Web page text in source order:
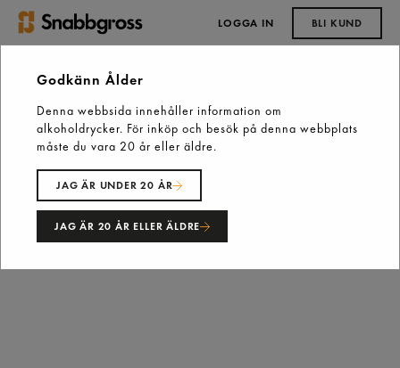
LOGGA IN BLI KUND
Start Vårt sortiment Skafferiet Asien
Risnudlar Bun Gao 400g Golden Dragon
Godkänn Ålder
Denna webbsida innehåller information om
alkoholdrycker. För inköp och besök på denna webbplats
måste du vara 20 år eller äldre.
JAG ÄR UNDER 20 ÅR
JAG ÄR 20 ÅR ELLER ÄLDRE